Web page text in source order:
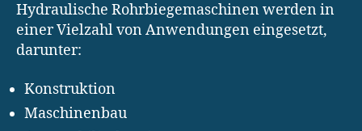
Hydraulische Rohrbiegemaschinen werden in
einer Vielzahl von Anwendungen eingesetzt,
darunter:
Konstruktion
Maschinenbau